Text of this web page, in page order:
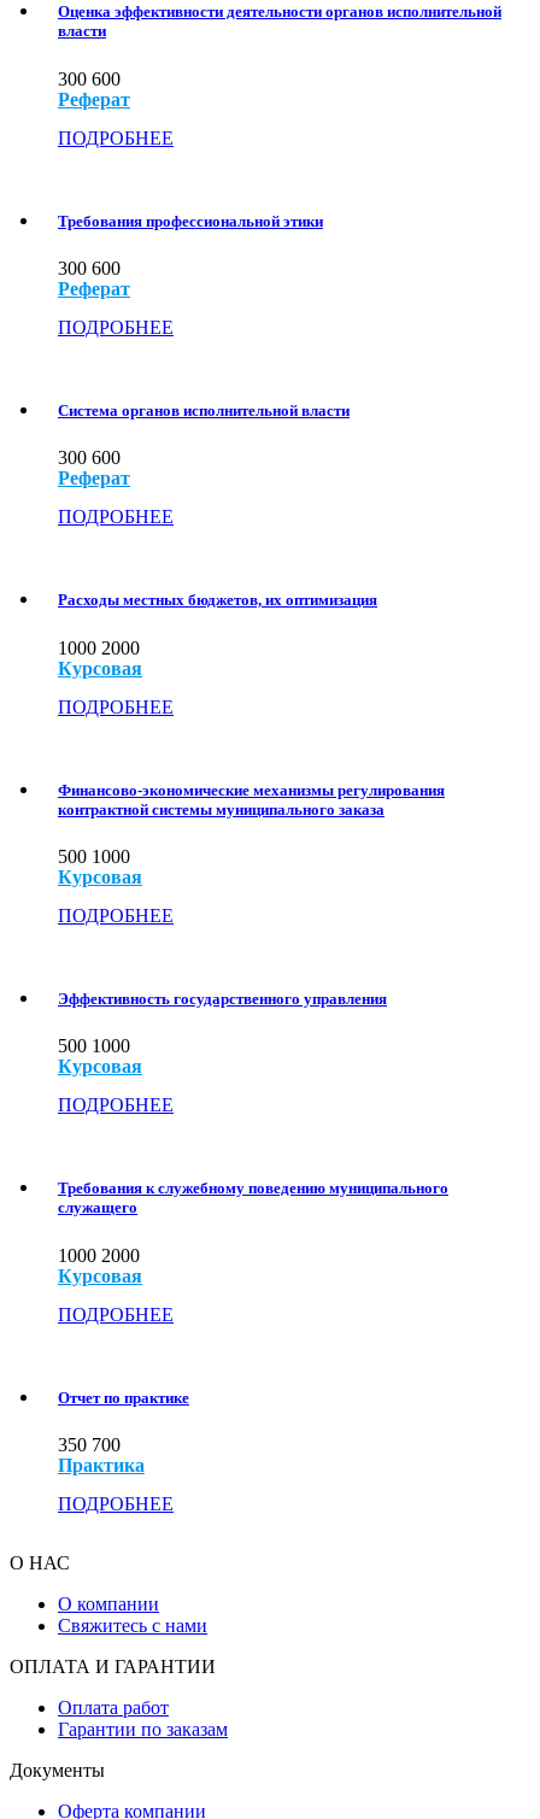
Оценка эффективности деятельности органов исполнительной
власти
300 600
Реферат
ПОДРОБНЕЕ
Требования профессиональной этики
300 600
Реферат
ПОДРОБНЕЕ
Система органов исполнительной власти
300 600
Реферат
ПОДРОБНЕЕ
Расходы местных бюджетов, их оптимизация
1000 2000
Курсовая
ПОДРОБНЕЕ
Финансово-экономические механизмы регулирования
контрактной системы муниципального заказа
500 1000
Курсовая
ПОДРОБНЕЕ
Эффективность государственного управления
500 1000
Курсовая
ПОДРОБНЕЕ
Требования к служебному поведению муниципального
служащего
1000 2000
Курсовая
ПОДРОБНЕЕ
Отчет по практике
350 700
Практика
ПОДРОБНЕЕ
О НАС
О компании
Свяжитесь с нами
ОПЛАТА И ГАРАНТИИ
Оплата работ
Гарантии по заказам
Документы
Оферта компании